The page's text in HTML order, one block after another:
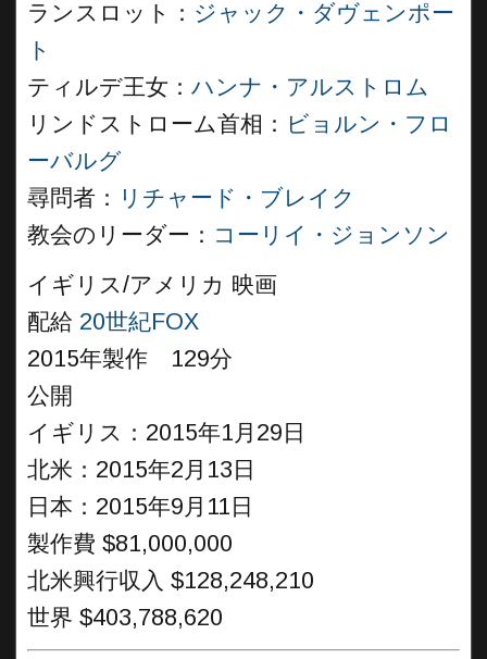
ランスロット： ジャック・ダヴェンポー
ト
ティルデ王女： ハンナ・アルストロム
リンドストローム首相： ビョルン・フロ
ーバルグ
尋問者： リチャード・ブレイク
教会のリーダー： コーリイ・ジョンソン
イギリス/アメリカ 映画
配給 20世紀FOX
2015年製作 129分
公開
イギリス：2015年1月29日
北米：2015年2月13日
日本：2015年9月11日
製作費 $81,000,000
北米興行収入 $128,248,210
世界 $403,788,620